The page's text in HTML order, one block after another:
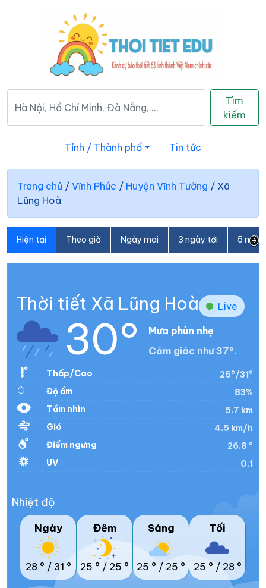
Tìm
kiếm
Tỉnh / Thành phố Tin tức
Trang chủ / Vĩnh Phúc / Huyện Vĩnh Tường / Xã
Lũng Hoà
Hiện tại Theo giờ Ngày mai 3 ngày tới 5
Thời tiết Xã Lũng Hoà Live
30°
Mưa phùn nhẹ
Cảm giác như 37°.
Thấp/Cao
25°/31°
Độ ẩm
83%
Tầm nhìn
5.7 km
Gió
4.5 km/h
Điểm ngưng
26.8 °
UV
0.1
Nhiệt độ
Ngày
28 ° / 31 °
Đêm
25 ° / 25 °
Sáng
25 ° / 25 °
Tối
25 ° / 28 °